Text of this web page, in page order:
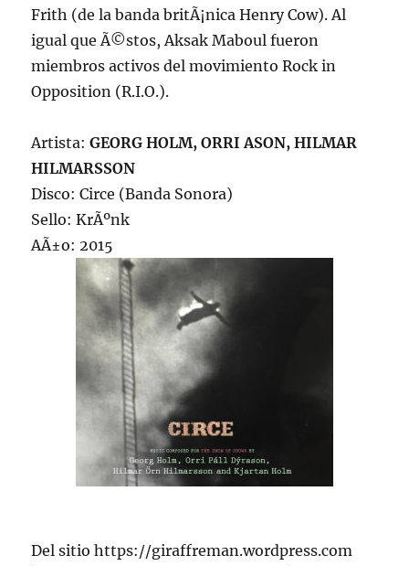
Frith (de la banda britÃ¡nica Henry Cow). Al
igual que Ã©stos, Aksak Maboul fueron
miembros activos del movimiento Rock in
Opposition (R.I.O.).
Artista:GEORG HOLM, ORRI ASON, HILMAR
HILMARSSON
Disco: Circe (Banda Sonora)
Sello: KrÃºnk
AÃ±o: 2015
Del sitio https://giraffreman.wordpress.com